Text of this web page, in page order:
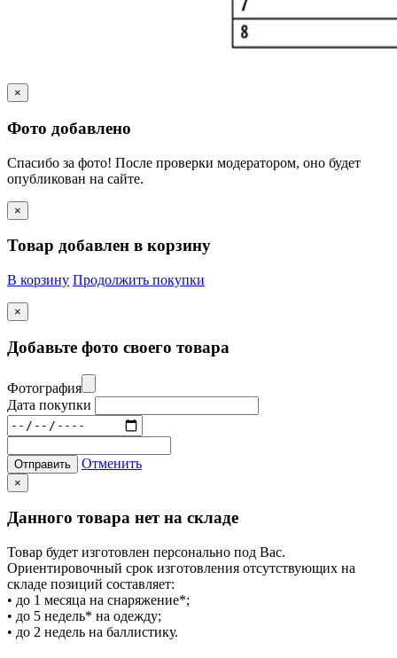
×
Фото добавлено
Спасибо за фото! После проверки модератором, оно будет
опубликован на сайте.
×
Товар добавлен в корзину
В корзину Продолжить покупки
×
Добавьте фото своего товара
Фотография
Дата покупки
Отправить Отменить
×
Данного товара нет на складе
Товар будет изготовлен персонально под Вас.
Ориентировочный срок изготовления отсутствующих на
складе позиций составляет:
• до 1 месяца на снаряжение*;
• до 5 недель* на одежду;
• до 2 недель на баллистику.